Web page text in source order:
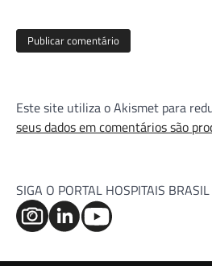
Este site utiliza o Akismet para
seus dados em comentários são
SIGA O PORTAL HOSPITAIS BRASIL